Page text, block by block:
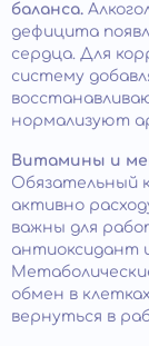
баланса.
дефицита
сердца. Для
систему
нормализуют
Витамины и
Обязательный
активно
важны для
антиоксидант
обмен в
вернуться в